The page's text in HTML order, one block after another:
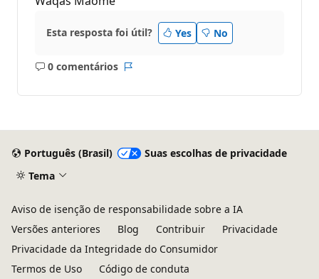
Esta resposta foi útil? Yes No
0 comentários
Sem
Português (Brasil)
Suas escolhas de privacidade
Tema
Aviso de isenção de responsabilidade sobre a IA
Versões anteriores
Blog Contribuir
Privacidade
Privacidade da Integridade do Consumidor
Termos de Uso
Código de conduta